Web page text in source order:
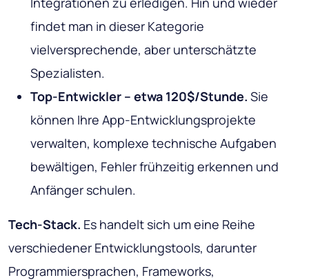
findet man in dieser Kategorie
vielversprechende, aber unterschätzte
Spezialisten.
Top-Entwickler – etwa 120$/Stunde. Sie
können Ihre App-Entwicklungsprojekte
verwalten, komplexe technische Aufgaben
bewältigen, Fehler frühzeitig erkennen und
Anfänger schulen.
Tech-Stack. Es handelt sich um eine Reihe
verschiedener Entwicklungstools, darunter
Programmiersprachen, Frameworks,